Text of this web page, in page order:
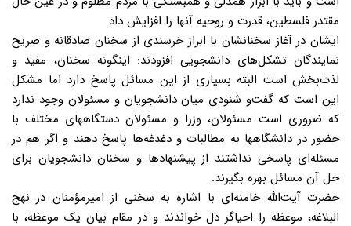
مقتدر فلسطین، قدرت و روحیه آنها را افزایش داد.
ایشان در آغاز سخنانشان با ابراز خرسندی از سخنان صادقانه و صریح
نمایندگان تشکل‌های دانشجویی افزودند: اینگونه سخنان، مفید و
لذت‌بخش است البته بسیاری از این مسائل پاسخ دارد اما مشکل
این است که گفت‌و شنودی میان دانشجویان و مسئولان وجود ندارد
که ضروری است مسئولان، وزرا و مسئولان دستگاههای مختلف با
حضور در دانشگاهها به مطالبات و دغدغه‌ها پاسخ دهند و اگر هم در
مسئله‌ای پاسخی نداشتند از پیشنهادها و سخنان دانشجویان برای
حل آن مسائل بهره بگیرند.
حضرت آیت‌الله خامنه‌ای با اشاره به سخنی از امیرمؤمنان در نهج
البلاغه، موعظه را احیاگر دل خواندند و در مقام بیان یک موعظه، با